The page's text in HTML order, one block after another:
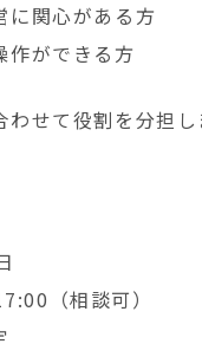
に関心がある方
作ができる方
せて役割を分担
（相談可）